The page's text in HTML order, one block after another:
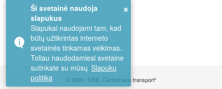
© 2026 - UAB „Central asia transport“
×
Ši svetainė naudoja
slapukus
Slapukai naudojami tam, kad
būtų užtikrintas interneto
svetainės tinkamas veikimas.
Toliau naudodamiesi svetaine
sutinkate su mūsų Slapukų
politika